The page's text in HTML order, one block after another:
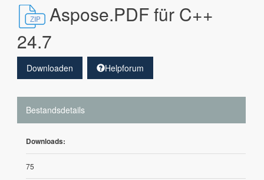
Aspose.PDF für C++
24.7
Downloaden Helpforum
Bestandsdetails
Downloads:
75